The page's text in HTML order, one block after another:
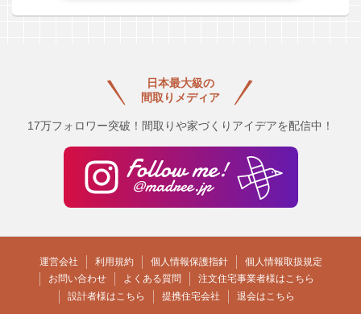
日本最大級の
間取りメディア
17万フォロワー突破！間取りや家づくりアイデアを配信中！
運営会社 利用規約 個人情報保護指針
個人情報取扱規定
お問い合わせ
よくある質問
注文住宅事業者様はこちら
設計者様はこちら
提携住宅会社 退会はこちら